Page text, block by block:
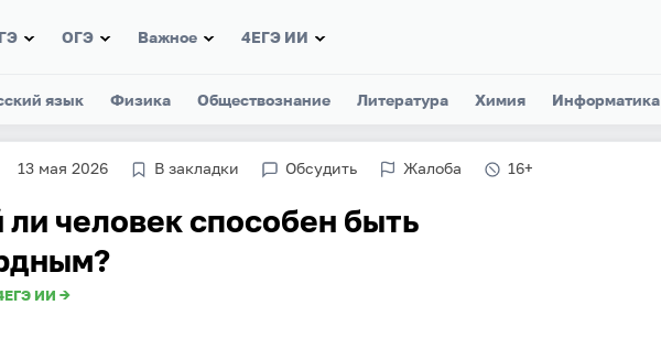
ОГЭ Важное 4ЕГЭ ИИ
язык Физика Обществознание Литература Химия Информатика
13 мая 2026 В закладки Обсудить Жалоба 16+
человек способен быть
ИИ →